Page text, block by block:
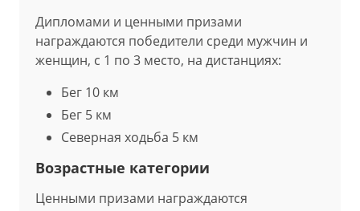
Дипломами и ценными призами
награждаются победители среди мужчин и
женщин, с 1 по 3 место, на дистанциях:
Бег 10 км
Бег 5 км
Северная ходьба 5 км
Возрастные категории
Ценными призами награждаются